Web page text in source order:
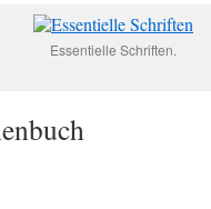
Essentielle Schriften.